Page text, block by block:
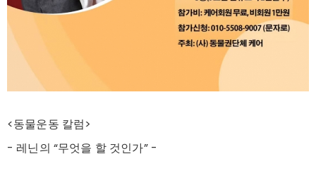
<동물운동 칼럼>
- 레닌의 “무엇을 할 것인가” -